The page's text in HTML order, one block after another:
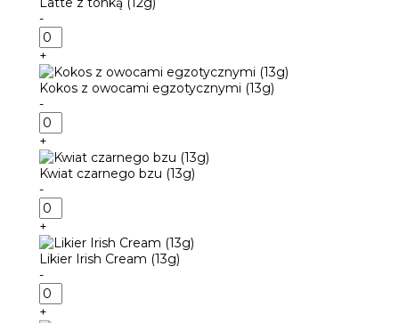
(13g)
-
ilość
Latte
z
tonką
(12g)
+
Kokos z owocami egzotycznymi (13g)
-
ilość
Kokos
z
owocami
egzotycznymi
(13g)
+
Kwiat czarnego bzu (13g)
-
ilość
Kwiat
czarnego
bzu
(13g)
+
Likier Irish Cream (13g)
-
ilość
Likier
+